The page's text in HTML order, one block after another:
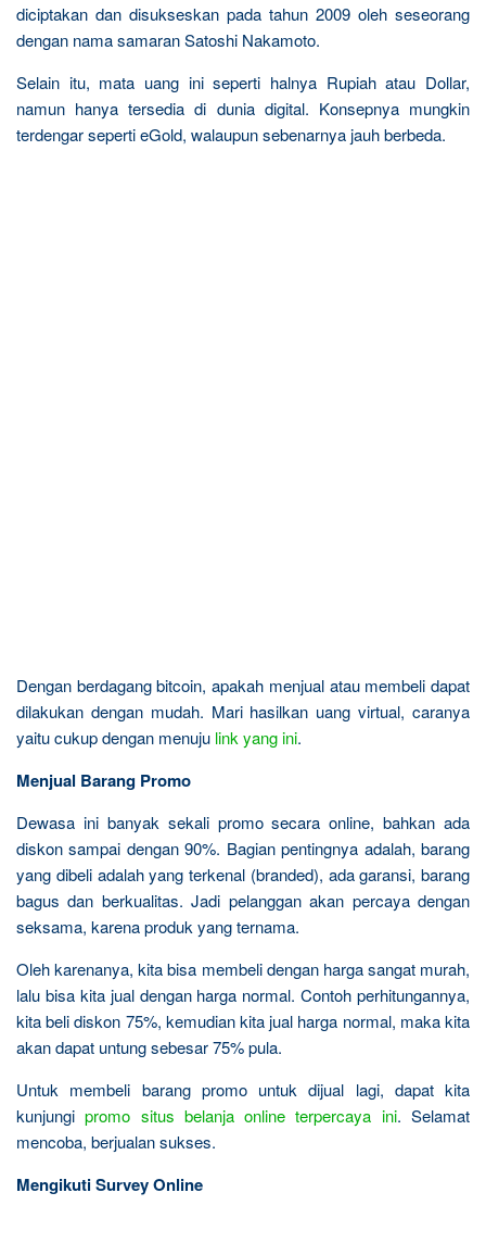
diciptakan dan disukseskan pada tahun 2009 oleh seseorang
dengan nama samaran Satoshi Nakamoto.
Selain itu, mata uang ini seperti halnya Rupiah atau Dollar,
namun hanya tersedia di dunia digital. Konsepnya mungkin
terdengar seperti eGold, walaupun sebenarnya jauh berbeda.
Dengan berdagang bitcoin, apakah menjual atau membeli dapat
dilakukan dengan mudah. Mari hasilkan uang virtual, caranya
yaitu cukup dengan menuju link yang ini.
Menjual Barang Promo
Dewasa ini banyak sekali promo secara online, bahkan ada
diskon sampai dengan 90%. Bagian pentingnya adalah, barang
yang dibeli adalah yang terkenal (branded), ada garansi, barang
bagus dan berkualitas. Jadi pelanggan akan percaya dengan
seksama, karena produk yang ternama.
Oleh karenanya, kita bisa membeli dengan harga sangat murah,
lalu bisa kita jual dengan harga normal. Contoh perhitungannya,
kita beli diskon 75%, kemudian kita jual harga normal, maka kita
akan dapat untung sebesar 75% pula.
Untuk membeli barang promo untuk dijual lagi, dapat kita
kunjungipromo situs belanja online terpercaya ini. Selamat
mencoba, berjualan sukses.
Mengikuti Survey Online